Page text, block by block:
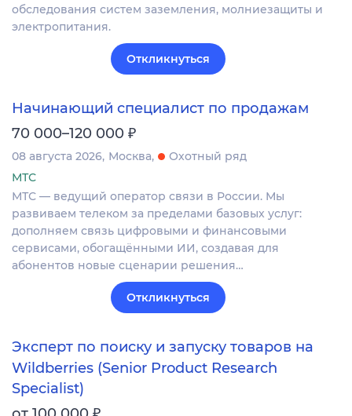
обследования систем заземления, молниезащиты и
электропитания.
Откликнуться
Начинающий специалист по продажам
70 000–120 000 ₽
08 августа 2026 Москва
Охотный ряд
МТС
МТС — ведущий оператор связи в России. Мы
развиваем телеком за пределами базовых услуг:
дополняем связь цифровыми и финансовыми
сервисами, обогащёнными ИИ, создавая для
абонентов новые сценарии решения…
Откликнуться
Эксперт по поиску и запуску товаров на
Wildberries (Senior Product Research
Specialist)